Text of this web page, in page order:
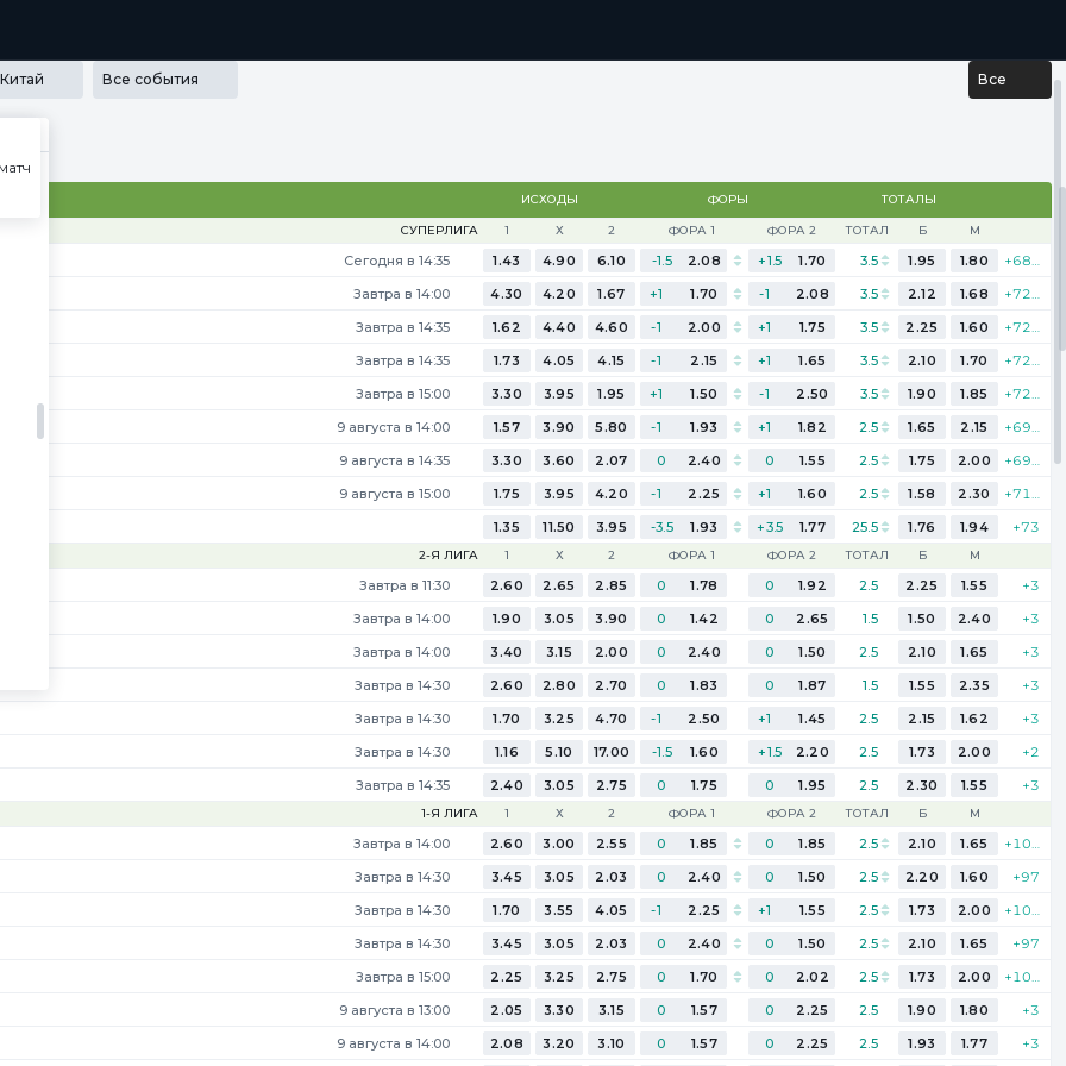
ЛОЯЛЬНОСТИ
Китай Все события Все
ИСХОДЫ ФОРЫ
ТОТАЛЫ
СУПЕРЛИГА
1 Х 2 ФОРА 1 ФОРА 2 ТОТАЛ Б М
Сегодня в 14:35 1.43 4.90 6.10 -1.5 2.08 +1.5 1.70 3.5 1.95 1.80
Завтра в 14:00 4.30 4.20 1.67 +1 1.70 -1 2.08 3.5 2.12 1.68
Завтра в 14:35 1.62 4.40 4.60 -1 2.00 +1 1.75 3.5 2.25 1.60
Завтра в 14:35 1.73 4.05 4.15 -1 2.15 +1 1.65 3.5 2.10 1.70
Завтра в 15:00 3.30 3.95 1.95 +1 1.50 -1 2.50 3.5 1.90 1.85
9 августа в 14:00 1.57 3.90 5.80 -1 1.93 +1 1.82 2.5 1.65 2.15
9 августа в 14:35 3.30 3.60 2.07 0 2.40 0 1.55 2.5 1.75 2.00
9 августа в 15:00 1.75 3.95 4.20 -1 2.25 +1 1.60 2.5 1.58 2.30
1.35 11.50 3.95 -3.5 1.93 +3.5 1.77 25.5 1.76 1.94 +73
2-Я ЛИГА 1 Х 2 ФОРА 1 ФОРА 2 ТОТАЛ Б М
Завтра в 11:30 2.60 2.65 2.85 0 1.78 0 1.92 2.5 2.25 1.55
+3
Завтра в 14:00 1.90 3.05 3.90 0 1.42 0 2.65 1.5 1.50 2.40
+3
Завтра в 14:00 3.40 3.15 2.00 0 2.40 0 1.50 2.5 2.10 1.65
+3
Завтра в 14:30 2.60 2.80 2.70 0 1.83 0 1.87 1.5 1.55 2.35
+3
Завтра в 14:30 1.70 3.25 4.70 -1 2.50 +1 1.45 2.5 2.15 1.62
+3
Завтра в 14:30 1.16 5.10 17.00 -1.5 1.60 +1.5 2.20 2.5 1.73 2.00
+2
Завтра в 14:35 2.40 3.05 2.75 0 1.75 0 1.95 2.5 2.30 1.55 +3
1-Я ЛИГА 1 Х 2 ФОРА 1 ФОРА 2 ТОТАЛ Б М
Завтра в 14:00 2.60 3.00 2.55 0 1.85 0 1.85 2.5 2.10 1.65
Завтра в 14:30 3.45 3.05 2.03 0 2.40 0 1.50 2.5 2.20 1.60
+97
Завтра в 14:30 1.70 3.55 4.05 -1 2.25 +1 1.55 2.5 1.73 2.00
Завтра в 14:30 3.45 3.05 2.03 0 2.40 0 1.50 2.5 2.10 1.65
+97
Завтра в 15:00 2.25 3.25 2.75 0 1.70 0 2.02 2.5 1.73 2.00
9 августа в 13:00 2.05 3.30 3.15 0 1.57 0 2.25 2.5 1.90 1.80
+3
9 августа в 14:00 2.08 3.20 3.10 0 1.57 0 2.25 2.5 1.93 1.77
+3